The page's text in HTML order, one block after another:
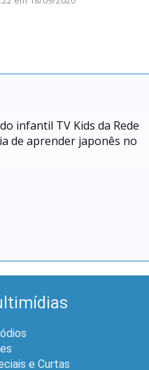
infantil TV Kids da Rede
de aprender japonês no
e Curtas